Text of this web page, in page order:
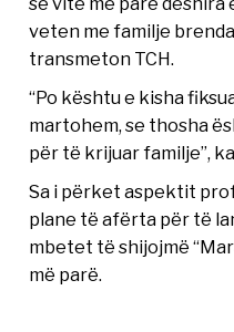
veten me familje
transmeton TCH.
“Po kështu e kisha
martohem, se thosha
për të krijuar familje”,
Sa i përket aspektit
plane të afërta për të
mbetet të shijojmë
më parë.